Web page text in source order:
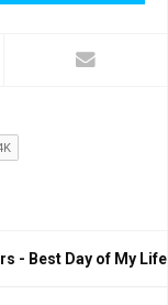
- Best Day of My Life